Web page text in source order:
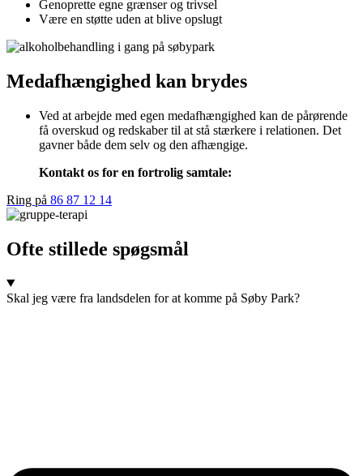
Genoprette egne grænser og trivsel
Være en støtte uden at blive opslugt
Medafhængighed kan brydes
Ved at arbejde med egen medafhængighed kan de pårørende
få overskud og redskaber til at stå stærkere i relationen. Det
gavner både dem selv og den afhængige.
Kontakt os for en fortrolig samtale:
Ring på 86 87 12 14
Ofte stillede spøgsmål
Skal jeg være fra landsdelen for at komme på Søby Park?